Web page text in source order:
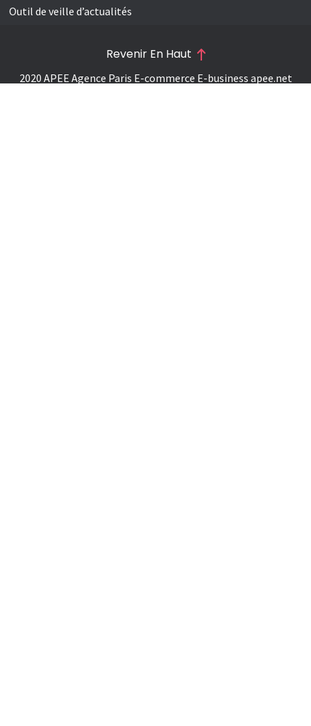
Outil de veille d’actualités
2020 APEE Agence Paris E-commerce E-business apee.net
Revenir En Haut